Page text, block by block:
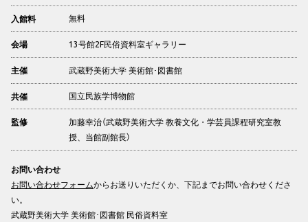
入館料 無料
会場 13号館2F民俗資料室ギャラリー
主催 武蔵野美術大学 美術館･図書館
共催 国立民族学博物館
監修
加藤幸治（武蔵野美術大学 教養文化・学芸員課程研究室教
授、当館副館長）
お問い合わせ
お問い合わせフォームからお送りいただくか、下記までお問い合わせくださ
い。
武蔵野美術大学 美術館･図書館 民俗資料室